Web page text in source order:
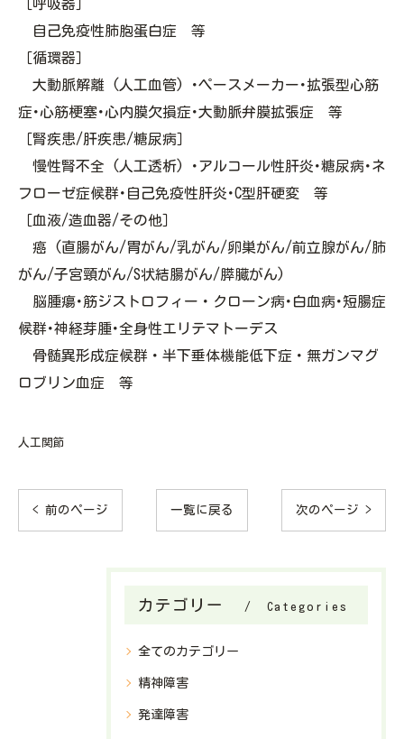
［呼吸器］
自己免疫性肺胞蛋白症 等
［循環器］
大動脈解離 (人工血管) ･ペースメーカー･拡張型心筋
症･心筋梗塞･心内膜欠損症･大動脈弁膜拡張症 等
［腎疾患/肝疾患/糖尿病］
慢性腎不全 (人工透析) ･アルコール性肝炎･糖尿病･ネ
フローゼ症候群･自己免疫性肝炎･C型肝硬変 等
［血液/造血器/その他］
癌 (直腸がん/胃がん/乳がん/卵巣がん/前立腺がん/肺
がん/子宮頸がん/S状結腸がん/膵臓がん)
脳腫瘍･筋ジストロフィー・クローン病･白血病･短腸症
候群･神経芽腫･全身性エリテマトーデス
骨髄異形成症候群・半下垂体機能低下症・無ガンマグ
ロブリン血症 等
人工関節
< 前のページ 一覧に戻る 次のページ >
カテゴリー Categories
全てのカテゴリー
精神障害
発達障害